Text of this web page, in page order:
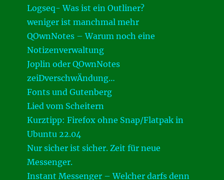
Logseq- Was ist ein Outliner?
weniger ist manchmal mehr
QOwnNotes – Warum noch eine
Notizenverwaltung
Joplin oder QOwnNotes
zeiDverschwÄndung…
Fonts und Gutenberg
Lied vom Scheitern
Kurztipp: Firefox ohne Snap/Flatpak in
Ubuntu 22.04
Nur sicher ist sicher. Zeit für neue
Messenger.
Instant Messenger – Welcher darfs denn